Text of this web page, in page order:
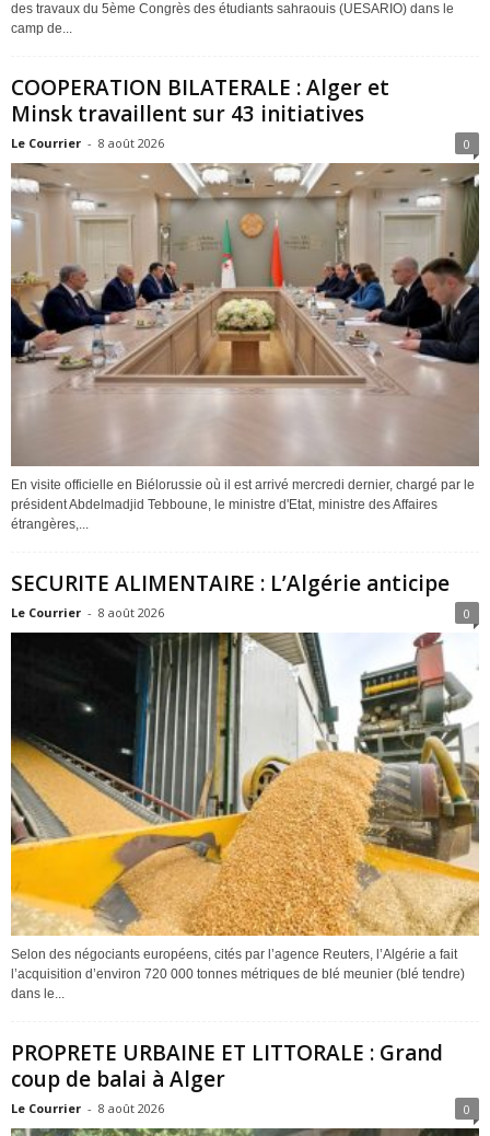
des travaux du 5ème Congrès des étudiants sahraouis (UESARIO) dans le
camp de...
COOPERATION BILATERALE : Alger et
Minsk travaillent sur 43 initiatives
Le Courrier - 8 août 2026 0
En visite officielle en Biélorussie où il est arrivé mercredi dernier, chargé par le
président Abdelmadjid Tebboune, le ministre d'Etat, ministre des Affaires
étrangères,...
SECURITE ALIMENTAIRE : L’Algérie anticipe
Le Courrier - 8 août 2026 0
Selon des négociants européens, cités par l’agence Reuters, l’Algérie a fait
l’acquisition d’environ 720 000 tonnes métriques de blé meunier (blé tendre)
dans le...
PROPRETE URBAINE ET LITTORALE : Grand
coup de balai à Alger
Le Courrier - 8 août 2026 0